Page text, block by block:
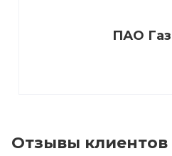
ПАО
Отзывы клиентов